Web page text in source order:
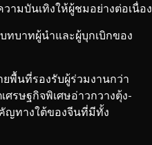
ามบันเทิงให้ผู้ชมอย่างต่อเนื่อง
บาทผู้นำและผู้บุกเบิกของ
พื้นที่รองรับผู้ร่วมงานกว่า
รษฐกิจพิเศษอ่าวกวางตุ้ง-
คัญทางใต้ของจีนที่มีทั้ง